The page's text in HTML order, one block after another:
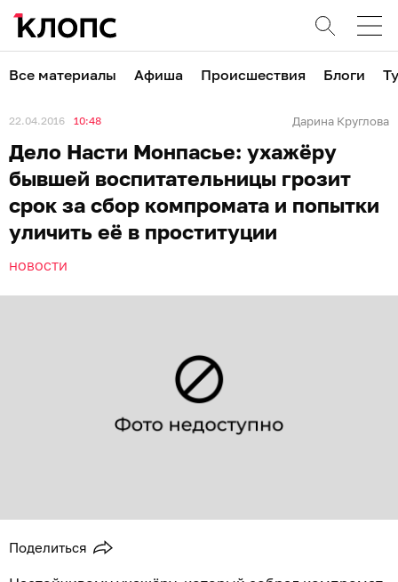
Все материалы Афиша Происшествия Блоги
22.04.2016 10:48 Дарина Круглова
Дело Насти Монпасье: ухажёру
бывшей воспитательницы грозит
срок за сбор компромата и попытки
уличить её в проституции
НОВОСТИ
Поделиться